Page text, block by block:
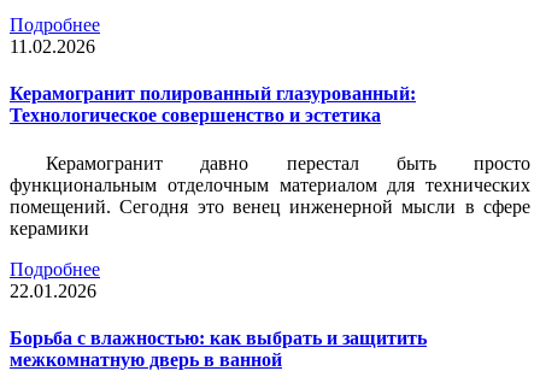
Подробнее
11.02.2026
Керамогранит полированный глазурованный:
Технологическое совершенство и эстетика
Керамогранит давно перестал быть просто
функциональным отделочным материалом для технических
помещений. Сегодня это венец инженерной мысли в сфере
керамики
Подробнее
22.01.2026
Борьба с влажностью: как выбрать и защитить
межкомнатную дверь в ванной